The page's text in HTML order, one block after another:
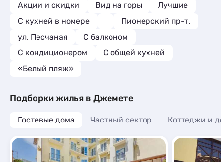
Акции и скидки
Вид на горы
Лучшие
C кухней в номере
Пионерский пр-т.
ул. Песчаная
С балконом
С кондиционером
С общей кухней
«Белый пляж»
Подборки жилья в Джемете
Гостевые дома Частный сектор Коттеджи и